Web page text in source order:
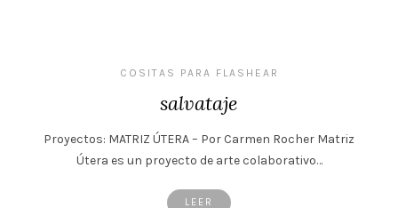
COSITAS PARA FLASHEAR
salvataje
Proyectos: MATRIZ ÚTERA – Por Carmen Rocher Matriz
Útera es un proyecto de arte colaborativo…
LEER